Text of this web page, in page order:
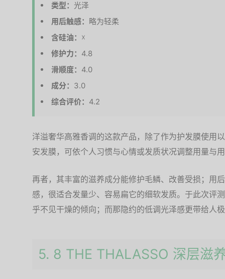
类型： 光泽
用后触感： 略为轻柔
含硅油： ☓
修护力： 4.8
滑顺度： 4.0
成分： 3.0
综合评价： 4.2
洋溢奢华高雅香调的这款产品，除了作为护发膜使用
安发膜，可依个人习惯与心情或发质状况调整用量与
再者，其丰富的滋养成分能修护毛鳞、改善受损；用
感，很适合发量少、容易扁它的细软发质。于此次评
乎不见干燥的倾向；而那隐约的低调光泽感更带给人
5. 8 THE THALASSO 深层滋